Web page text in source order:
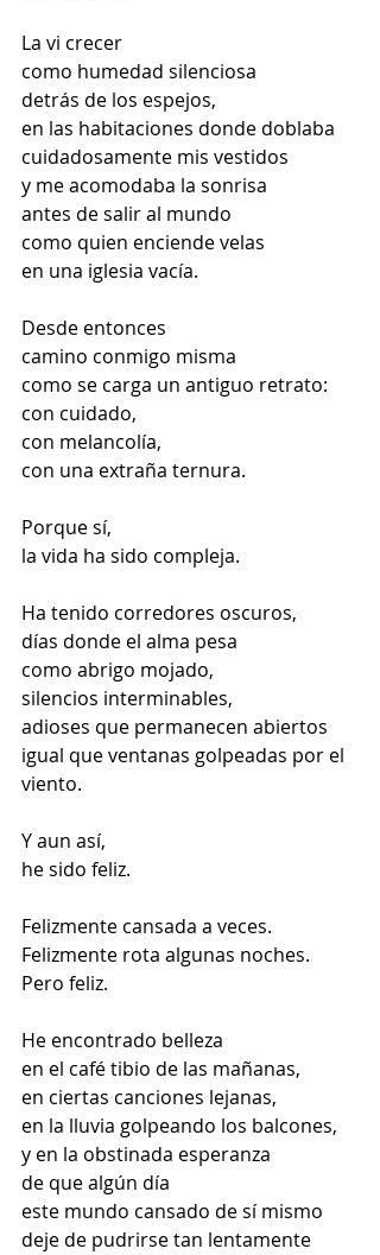
La vi crecer
como humedad silenciosa
detrás de los espejos,
en las habitaciones donde doblaba
cuidadosamente mis vestidos
y me acomodaba la sonrisa
antes de salir al mundo
como quien enciende velas
en una iglesia vacía.
Desde entonces
camino conmigo misma
como se carga un antiguo retrato:
con cuidado,
con melancolía,
con una extraña ternura.
Porque sí,
la vida ha sido compleja.
Ha tenido corredores oscuros,
días donde el alma pesa
como abrigo mojado,
silencios interminables,
adioses que permanecen abiertos
igual que ventanas golpeadas por el
viento.
Y aun así,
he sido feliz.
Felizmente cansada a veces.
Felizmente rota algunas noches.
Pero feliz.
He encontrado belleza
en el café tibio de las mañanas,
en ciertas canciones lejanas,
en la lluvia golpeando los balcones,
y en la obstinada esperanza
de que algún día
este mundo cansado de sí mismo
deje de pudrirse tan lentamente